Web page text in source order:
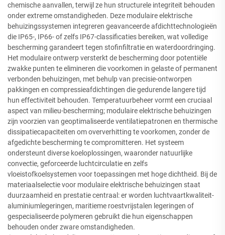
chemische aanvallen, terwijl ze hun structurele integriteit behouden
onder extreme omstandigheden. Deze modulaire elektrische
behuizingssystemen integreren geavanceerde afdichttechnologieën
die IP65-, IP66- of zelfs IP67-classificaties bereiken, wat volledige
bescherming garandeert tegen stofinfiltratie en waterdoordringing.
Het modulaire ontwerp versterkt de bescherming door potentiële
zwakke punten te elimineren die voorkomen in gelaste of permanent
verbonden behuizingen, met behulp van precisie-ontworpen
pakkingen en compressieafdichtingen die gedurende langere tijd
hun effectiviteit behouden. Temperatuurbeheer vormt een cruciaal
aspect van milieu-bescherming; modulaire elektrische behuizingen
zijn voorzien van geoptimaliseerde ventilatiepatronen en thermische
dissipatiecapaciteiten om oververhitting te voorkomen, zonder de
afgedichte bescherming te compromitteren. Het systeem
ondersteunt diverse koeloplossingen, waaronder natuurlijke
convectie, geforceerde luchtcirculatie en zelfs
vloeistofkoelsystemen voor toepassingen met hoge dichtheid. Bij de
materiaalselectie voor modulaire elektrische behuizingen staat
duurzaamheid en prestatie centraal: er worden luchtvaartkwaliteit-
aluminiumlegeringen, maritieme roestvrijstalen legeringen of
gespecialiseerde polymeren gebruikt die hun eigenschappen
behouden onder zware omstandigheden.